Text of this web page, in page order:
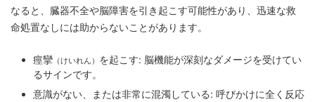
なると、臓器不全や脳障害を引き起こす可能性があり、迅速な救
命処置なしには助からないことがあります。
痙攣 （けいれん） を起こす: 脳機能が深刻なダメージを受けてい
るサインです。
意識がない、または非常に混濁している: 呼びかけに全く反応